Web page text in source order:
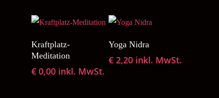
Kraftplatz-
Meditation
€ 0,00 inkl. MwSt.
Yoga Nidra
€2,20 inkl. MwSt.